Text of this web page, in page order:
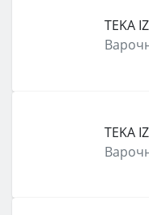
TEKA
TEKA